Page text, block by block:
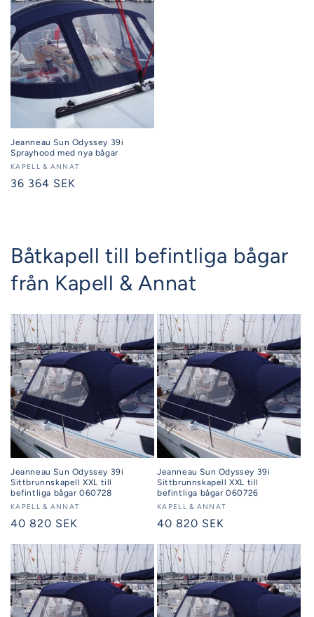
Jeanneau Sun Odyssey 39i
Sprayhood med nya bågar
Säljare:
KAPELL & ANNAT
Ordinarie
36 364 SEK
Båtkapell till befintliga bågar
från Kapell & Annat
Jeanneau Sun Odyssey 39i
Sittbrunnskapell XXL till
befintliga bågar 060728
Säljare:
KAPELL & ANNAT
Ordinarie
40 820 SEK
Jeanneau Sun Odyssey 39i
Sittbrunnskapell XXL till
befintliga bågar 060726
Säljare:
KAPELL & ANNAT
Ordinarie
40 820 SEK